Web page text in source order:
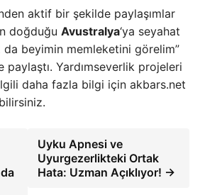
aktif bir şekilde paylaşımlar
doğduğu Avustralya‘ya seyahat
da beyimin memleketini görelim”
Yardımseverlik projeleri
daha fazla bilgi için akbars.net
Uyku Apnesi ve
Uyurgezerlikteki Ortak
Hata: Uzman Açıklıyor! →